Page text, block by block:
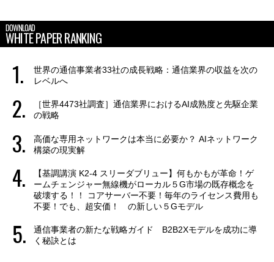
DOWNLOAD
WHITE PAPER RANKING
世界の通信事業者33社の成長戦略：通信業界の収益を次の
レベルへ
［世界4473社調査］通信業界におけるAI成熟度と先駆企業
の戦略
高価な専用ネットワークは本当に必要か？ AIネットワーク
構築の現実解
【基調講演 K2-4 スリーダブリュー】何もかもが革命！ゲ
ームチェンジャー無線機がローカル５G市場の既存概念を
破壊する！！ コアサーバー不要！毎年のライセンス費用も
不要！でも、超安価！ の新しい５Gモデル
通信事業者の新たな戦略ガイド B2B2Xモデルを成功に導
く秘訣とは